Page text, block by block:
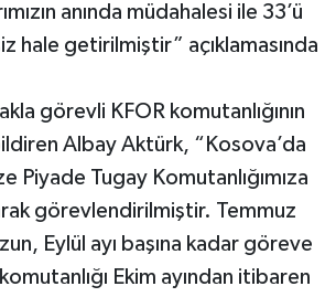
anında müdahalesi ile 33’ü
getirilmiştir” açıklamasında
görevli KFOR komutanlığının
Albay Aktürk, “Kosova’da
Piyade Tugay Komutanlığımıza
görevlendirilmiştir. Temmuz
Eylül ayı başına kadar göreve
Ekim ayından itibaren